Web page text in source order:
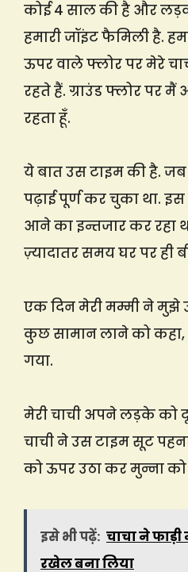
कोई 4 साल की है और
हमारी जॉइंट फैमिली है.
ऊपर वाले फ्लोर पर मेरे
रहते हैं. ग्राउंड फ्लोर पर
रहता हूँ.
ये बात उस टाइम की है.
पढ़ाई पूर्ण कर चुका था.
आने का इन्तजार कर रहा
ज़्यादातर समय घर पर ही
एक दिन मेरी मम्मी ने मुझे
कुछ सामान लाने को
गया.
मेरी चाची अपने लड़के को
चाची ने उस टाइम सूट
को ऊपर उठा कर मुन्ना को
इसे भी पढ़ें: चाचा ने
रखेल बना लिया